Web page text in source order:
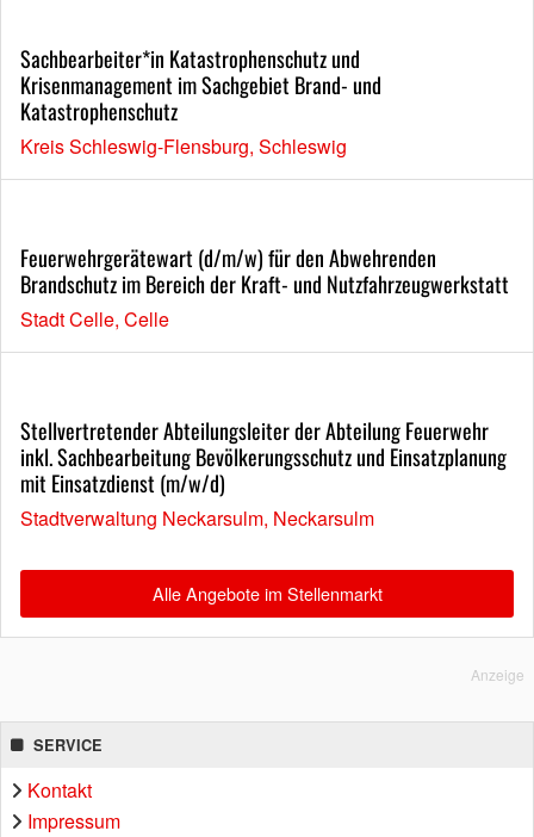
Sachbearbeiter*in Katastrophenschutz und
Krisenmanagement im Sachgebiet Brand- und
Katastrophenschutz
Kreis Schleswig-Flensburg, Schleswig
Feuerwehrgerätewart (d/m/w) für den Abwehrenden
Brandschutz im Bereich der Kraft- und Nutzfahrzeugwerkstatt
Stadt Celle, Celle
Stellvertretender Abteilungsleiter der Abteilung Feuerwehr
inkl. Sachbearbeitung Bevölkerungsschutz und Einsatzplanung
mit Einsatzdienst (m/w/d)
Stadtverwaltung Neckarsulm, Neckarsulm
Alle Angebote im Stellenmarkt
Anzeige
SERVICE
Kontakt
Impressum